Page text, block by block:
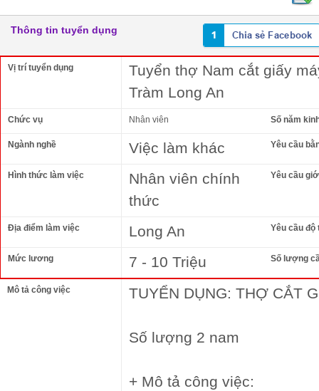
Thông tin tuyển dụng
Vị trí tuyển dụng
Tuyển thợ Nam cắt giấy
Tràm Long An
Chức vụ Nhân viên Số năm
Ngành nghề Việc làm khác Yêu cầu
Hình thức làm việc
Nhân viên chính
thức
Yêu cầu
Địa điểm làm việc Long An Yêu cầu độ
Mức lương 7 - 10 Triệu Số lượng
Mô tả công việc TUYỂN DỤNG: THỢ CẮT
Số lượng 2 nam
+ Mô tả công việc: